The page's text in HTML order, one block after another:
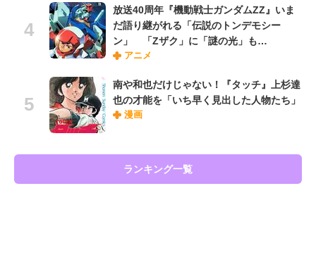
放送40周年『機動戦士ガンダムZZ』いま
だ語り継がれる「伝説のトンデモシー
ン」 「Zザク」に「謎の光」も…
アニメ
南や和也だけじゃない！『タッチ』上杉達
也の才能を「いち早く見出した人物たち」
漫画
ランキング一覧